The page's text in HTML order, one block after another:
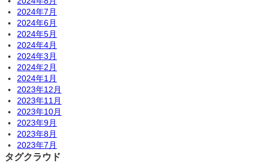
2024年7月
2024年6月
2024年5月
2024年4月
2024年3月
2024年2月
2024年1月
2023年12月
2023年11月
2023年10月
2023年9月
2023年8月
2023年7月
タグクラウド